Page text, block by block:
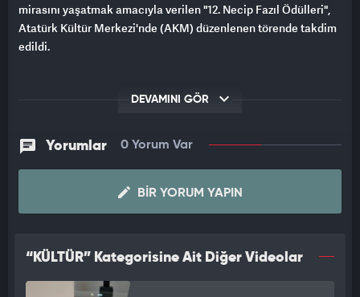
mirasını yaşatmak amacıyla verilen "12. Necip Fazıl Ödülleri",
Atatürk Kültür Merkezi'nde (AKM) düzenlenen törende takdim
edildi.
DEVAMINI GÖR
Yorumlar 0 Yorum Var
BIR YORUM YAPIN
“KÜLTÜR” Kategorisine Ait Diğer Videolar